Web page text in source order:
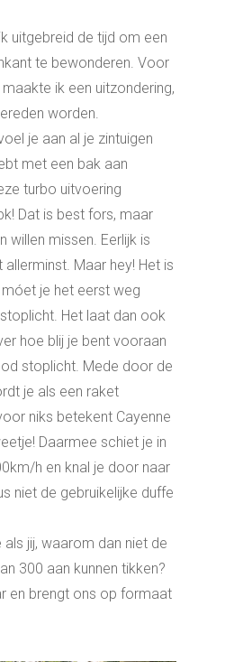
uitgebreid de tijd om een
te bewonderen. Voor
ik een uitzondering,
worden.
je aan al je zintuigen
met een bak aan
turbo uitvoering
Dat is best fors, maar
willen missen. Eerlijk is
allerminst. Maar hey! Het is
je het eerst weg
Het laat dan ook
hoe blij je bent vooraan
stoplicht. Mede door de
je als een raket
niks betekent Cayenne
Daarmee schiet je in
h en knal je door naar
niet de gebruikelijke duffe
jij, waarom dan niet de
300 aan kunnen tikken?
en brengt ons op formaat